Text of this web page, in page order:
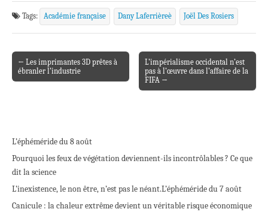
Tags: Académie française Dany Laferrièreè Joël Des Rosiers
Post navigation
← Les imprimantes 3D prêtes à
ébranler l’industrie
L’impérialisme occidental n’est
pas à l’œuvre dans l’affaire de la
FIFA →
L’éphéméride du 8 août
Pourquoi les feux de végétation deviennent-ils incontrôlables ? Ce que
dit la science
L’inexistence, le non être, n’est pas le néant.L’éphéméride du 7 août
Canicule : la chaleur extrême devient un véritable risque économique